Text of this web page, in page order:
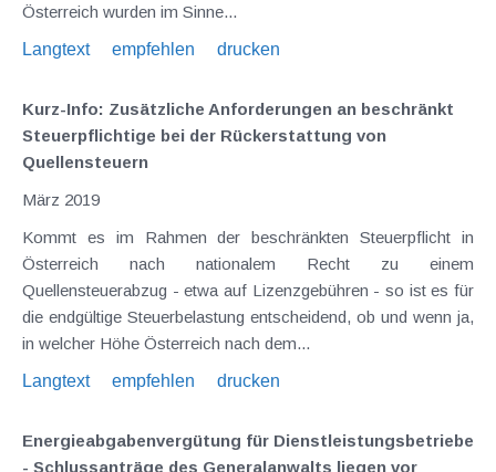
Österreich wurden im Sinne...
Langtext
empfehlen drucken
Kurz-Info: Zusätzliche Anforderungen an beschränkt
Steuerpflichtige bei der Rückerstattung von
Quellensteuern
März 2019
Kommt es im Rahmen der beschränkten Steuerpflicht in
Österreich nach nationalem Recht zu einem
Quellensteuerabzug - etwa auf Lizenzgebühren - so ist es für
die endgültige Steuerbelastung entscheidend, ob und wenn ja,
in welcher Höhe Österreich nach dem...
Langtext
empfehlen drucken
Energieabgabenvergütung für Dienstleistungsbetriebe
- Schlussanträge des Generalanwalts liegen vor